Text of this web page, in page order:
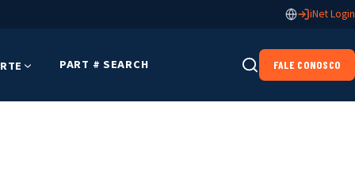
iNet Login
PART # SEARCH FALE CONOSCO